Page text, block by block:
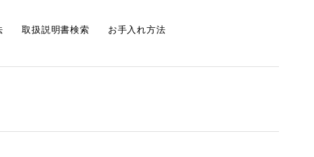
取扱説明書検索 お手入れ方法